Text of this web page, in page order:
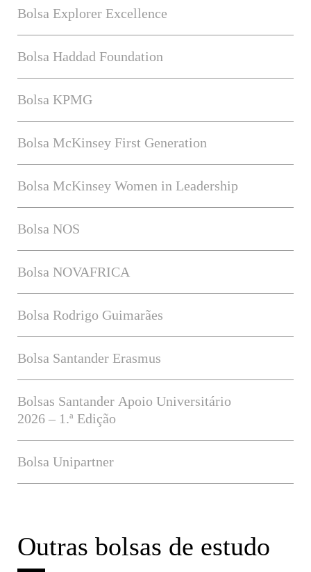
Bolsa Explorer Excellence
Bolsa Haddad Foundation
Bolsa KPMG
Bolsa McKinsey First Generation
Bolsa McKinsey Women in Leadership
Bolsa NOS
Bolsa NOVAFRICA
Bolsa Rodrigo Guimarães
Bolsa Santander Erasmus
Bolsas Santander Apoio Universitário
2026 – 1.ª Edição
Bolsa Unipartner
Outras bolsas de estudo